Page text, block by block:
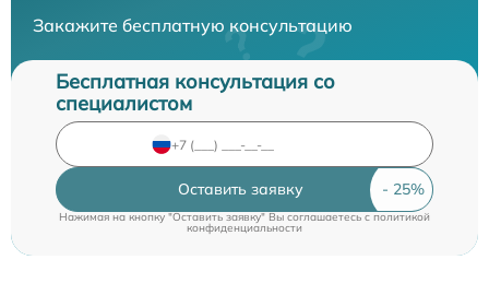
Закажите бесплатную консультацию
Бесплатная консультация со
специалистом
Оставить заявку
Нажимая на кнопку "Оставить заявку" Вы соглашаетесь c политикой
конфиденциальности